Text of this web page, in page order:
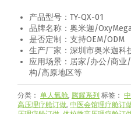
产品型号：TY-QX-01
品牌名称：奥米迦/
是否定制：支持OEM/ODM
生产厂家：深圳市奥米迦科
应用场景：居家/办公/商
构/高原地区等
分类： 单人氧舱 腾耀系列 标签：
高压理疗舱订做 中医会馆理疗舱订